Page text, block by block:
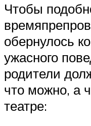
Чтобы
обернулось
ужасного
родители
что можно, а
театре: